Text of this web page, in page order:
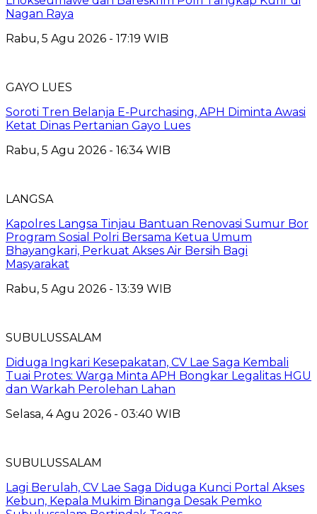
Nagan Raya
Rabu, 5 Agu 2026 - 17:19 WIB
GAYO LUES
Soroti Tren Belanja E-Purchasing, APH Diminta Awasi
Ketat Dinas Pertanian Gayo Lues
Rabu, 5 Agu 2026 - 16:34 WIB
LANGSA
Kapolres Langsa Tinjau Bantuan Renovasi Sumur Bor
Program Sosial Polri Bersama Ketua Umum
Bhayangkari, Perkuat Akses Air Bersih Bagi
Masyarakat
Rabu, 5 Agu 2026 - 13:39 WIB
SUBULUSSALAM
Diduga Ingkari Kesepakatan, CV Lae Saga Kembali
Tuai Protes: Warga Minta APH Bongkar Legalitas HGU
dan Warkah Perolehan Lahan
Selasa, 4 Agu 2026 - 03:40 WIB
SUBULUSSALAM
Lagi Berulah, CV Lae Saga Diduga Kunci Portal Akses
Kebun, Kepala Mukim Binanga Desak Pemko